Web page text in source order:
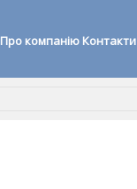
Про компанію Контакти